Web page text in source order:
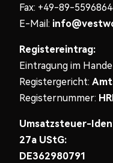
Fax: +49-89-
E-Mail:
Registereintrag:
Eintragung im
Registergericht:
Registernummer:
Umsatzsteuer-
27a UStG:
DE362980791